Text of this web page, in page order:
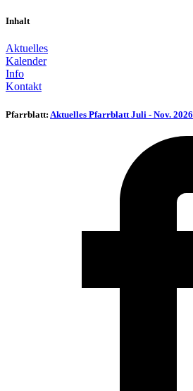
Inhalt
Aktuelles
Kalender
Info
Kontakt
Pfarrblatt: Aktuelles Pfarrblatt Juli - Nov. 2026